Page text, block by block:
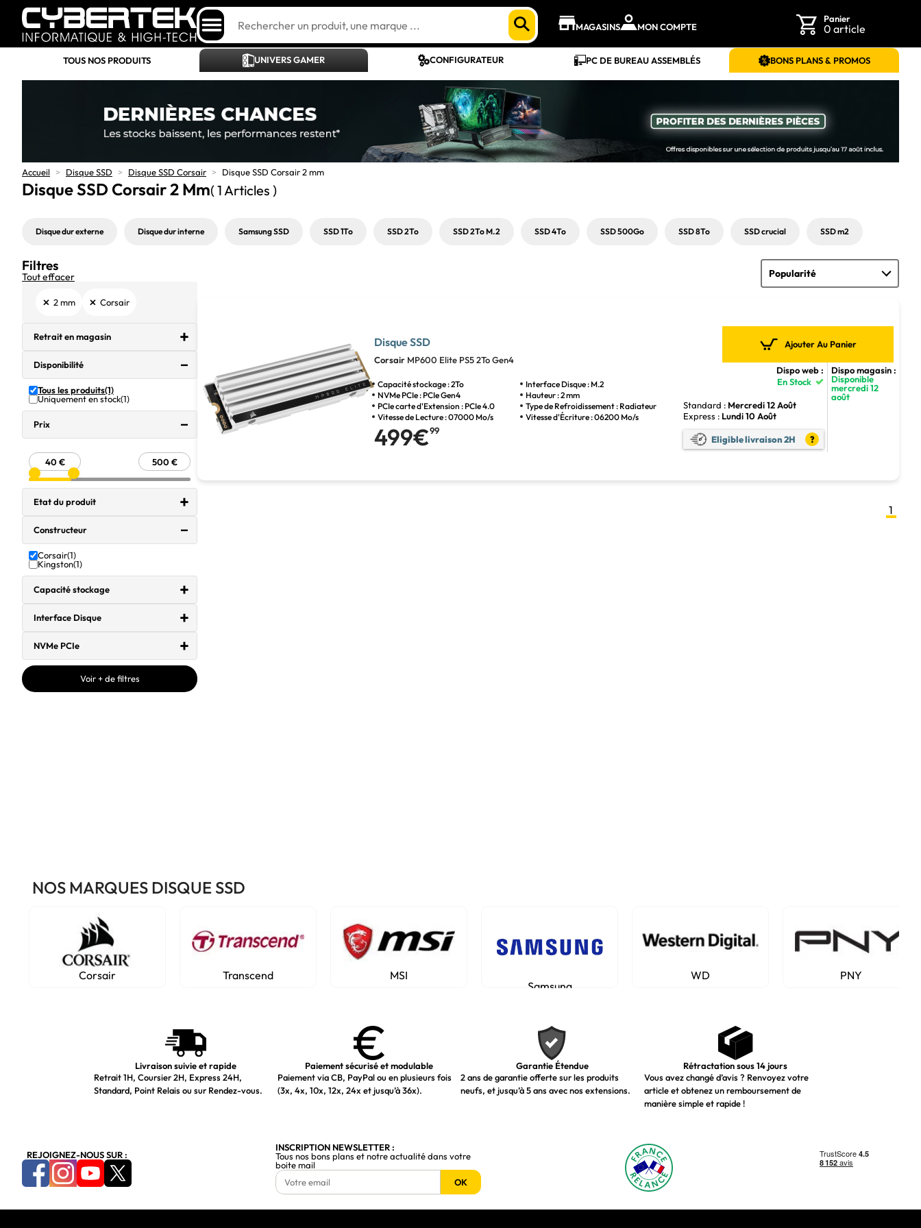
MAGASINS MON COMPTE
Panier
0 article
TOUS NOS PRODUITS UNIVERS GAMER CONFIGURATEUR PC DE BUREAU ASSEMBLÉS BONS PLANS & PROMOS
Accueil > Disque SSD > Disque SSD Corsair > Disque SSD Corsair 2 mm
Disque SSD Corsair 2 Mm( 1 Articles )
Disque dur externe Disque dur interne Samsung SSD SSD 1To SSD 2To SSD 2To M.2 SSD 4To SSD 500Go SSD 8To SSD crucial SSD m2
Filtres
Tout effacer
× 2 mm × Corsair
Retrait en magasin
Disponibilité
Tous les produits(1)
Uniquement en stock(1)
Prix
Etat du produit
Constructeur
Corsair(1)
Kingston(1)
Capacité stockage
Interface Disque
NVMe PCIe
Voir + de filtres
Disque SSD
Corsair MP600 Elite PS5 2To Gen4
Capacité stockage : 2To
Interface Disque : M.2
NVMe PCIe : PCIe Gen4
Hauteur : 2 mm
PCIe carte d'Extension : PCIe 4.0
Type de Refroidissement : Radiateur
Vitesse de Lecture : 07000 Mo/s
Vitesse d'Écriture : 06200 Mo/s
499€99
Ajouter Au Panier
Dispo web :
En Stock
Standard : Mercredi 12 Août
Express : Lundi 10 Août
Eligible livraison 2H ?
Dispo magasin :
Disponible
mercredi 12
août
1
NOS MARQUES DISQUE SSD
Corsair Transcend
MSI
Samsung
WD PNY
Livraison suivie et rapide
Retrait 1H, Coursier 2H, Express 24H,
Standard, Point Relais ou sur Rendez-vous.
Paiement sécurisé et modulable
Paiement via CB, PayPal ou en plusieurs fois
(3x, 4x, 10x, 12x, 24x et jusqu’à 36x).
Garantie Étendue
2 ans de garantie offerte sur les produits
neufs, et jusqu’à 5 ans avec nos extensions.
Rétractation sous 14 jours
Vous avez changé d’avis ? Renvoyez votre
article et obtenez un remboursement de
manière simple et rapide !
REJOIGNEZ-NOUS SUR :
INSCRIPTION NEWSLETTER :
Tous nos bons plans et notre actualité dans votre
boite mail
OK